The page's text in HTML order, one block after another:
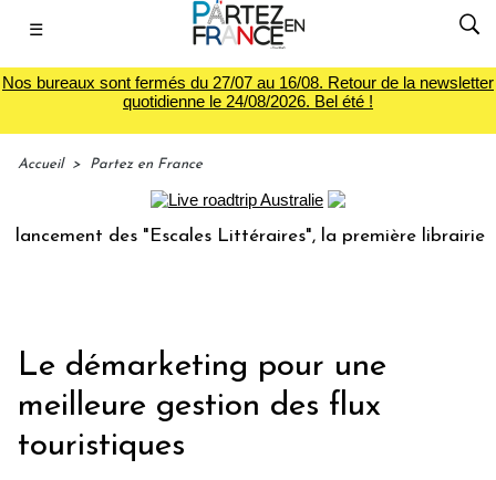
☰
Nos bureaux sont fermés du 27/07 au 16/08. Retour de la newsletter
quotidienne le 24/08/2026. Bel été !
Accueil > Partez en France
"Escales Littéraires", la première librairie du voyage
Le démarketing pour une
meilleure gestion des flux
touristiques